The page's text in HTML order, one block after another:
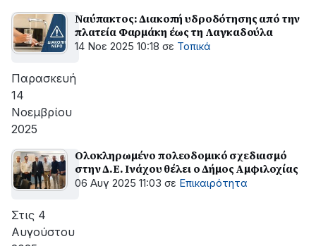
Ναύπακτος: Διακοπή υδροδότησης από την
πλατεία Φαρμάκη έως τη Λαγκαδούλα
14 Νοε 2025 10:18 σε Τοπικά
Παρασκευή
14
Νοεμβρίου
2025
Ολοκληρωμένο πολεοδομικό σχεδιασμό
στην Δ.Ε. Ινάχου θέλει ο Δήμος Αμφιλοχίας
06 Αυγ 2025 11:03 σε Επικαιρότητα
Στις 4
Αυγούστου